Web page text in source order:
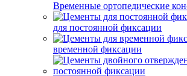
Временные ортопедические
для постоянной фиксации
временной фиксации